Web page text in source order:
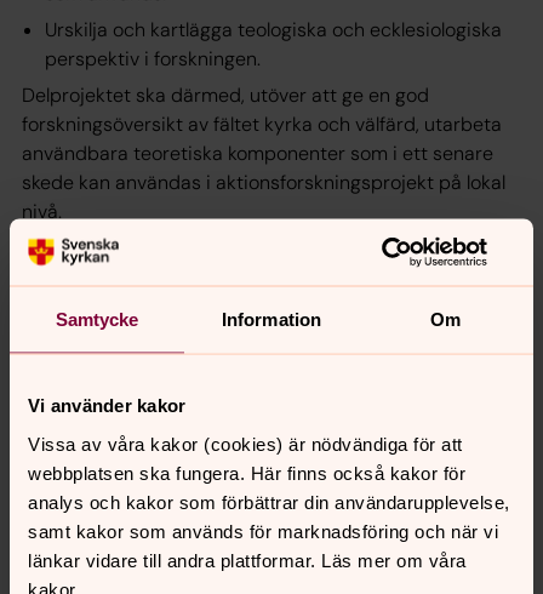
Samtycke Information Om
Vi använder kakor
Vissa av våra kakor (cookies) är nödvändiga för att
webbplatsen ska fungera. Här finns också kakor för
analys och kakor som förbättrar din användarupplevelse,
samt kakor som används för marknadsföring och när vi
länkar vidare till andra plattformar. Läs mer om våra
kakor.
Urskilja och kartlägga teologiska och ecklesiologiska
perspektiv i forskningen.
Delprojektet ska därmed, utöver att ge en god
forskningsöversikt av fältet kyrka och välfärd, utarbeta
användbara teoretiska komponenter som i ett senare
skede kan användas i aktionsforskningsprojekt på lokal
nivå.
Delprojektet har resulterat i skriften Kyrka – välfärd.
Underlag för reflektion av Stig Linde (pdf, 100 sidor)
Del 2: Teologisk aktionsforskning – en
metod.
Målet med delprojektet är att:
Göra en kartläggning över relevant aktionsforskning
som är gjord i Sverige och internationellt.
Urskilja och kartlägga olika ansatser.